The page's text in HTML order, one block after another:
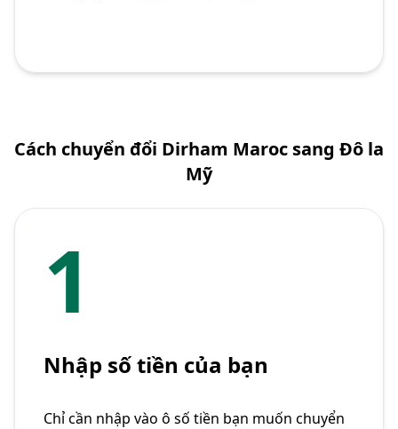
Cách chuyển đổi Dirham Maroc sang Đô la
Mỹ
1
Nhập số tiền của bạn
Chỉ cần nhập vào ô số tiền bạn muốn chuyển